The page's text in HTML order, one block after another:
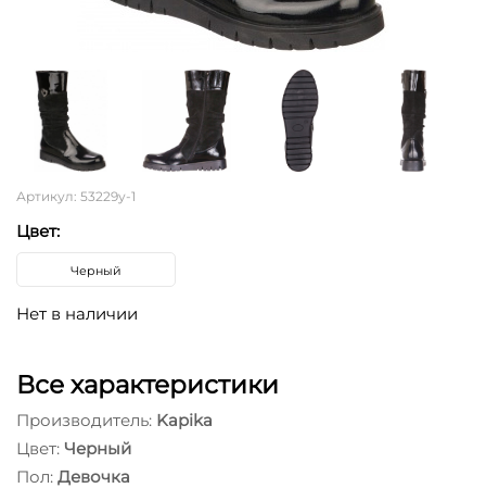
Артикул: 53229у-1
Цвет:
Черный
Нет в наличии
Все характеристики
Производитель: Kapika
Цвет: Черный
Пол: Девочка